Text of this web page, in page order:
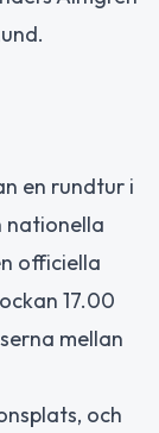
en rundtur i
nationella
officiella
17.00
mellan
och